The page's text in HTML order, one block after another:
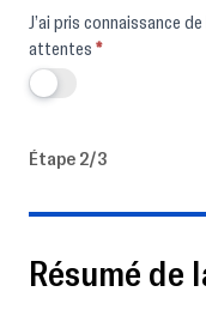
J’ai pris connaissance de la formation, elle correspond à mes
attentes *
Étape 2/3
Résumé de